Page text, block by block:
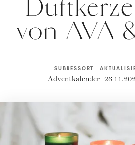
von AVA
SUBRESSORT
Adventkalender